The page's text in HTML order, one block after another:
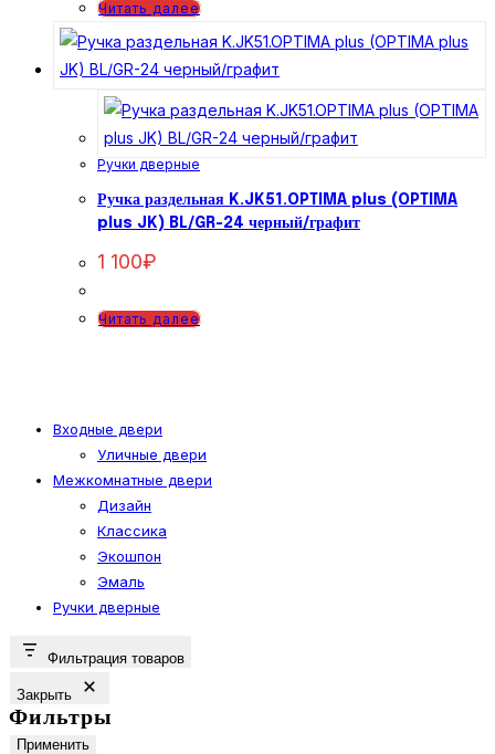
Читать далее
Ручки дверные
Ручка раздельная K.JK51.OPTIMA plus (OPTIMA
plus JK) BL/GR-24 черный/графит
1 100₽
Читать далее
Входные двери
Уличные двери
Межкомнатные двери
Дизайн
Классика
Экошпон
Эмаль
Ручки дверные
Фильтрация товаров
Закрыть
Фильтры
Применить